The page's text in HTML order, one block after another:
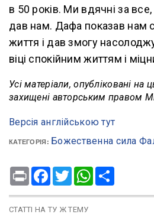
в 50 років. Ми вдячні за
дав нам. Дафа показав нам
життя і дав змогу
віці спокійним життям і
Усі матеріали, опубліковані на
захищені авторським правом
Версія англійською тут
КАТЕГОРІЯ: Божественна сила
Print Facebook
TwitterWhatsApp
СТАТТІ НА ТУ Ж ТЕМУ